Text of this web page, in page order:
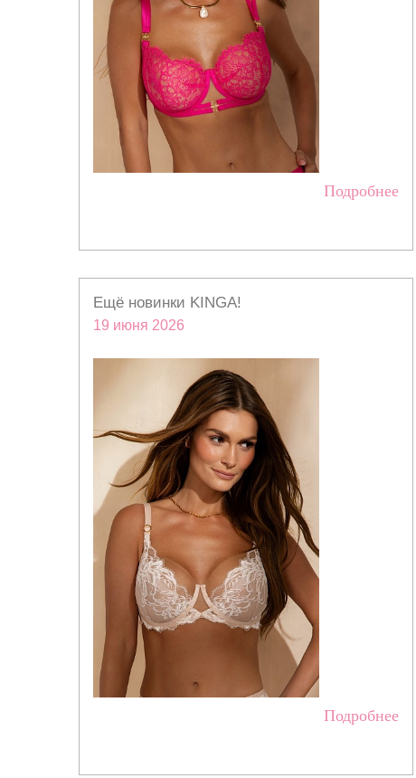
Подробнее
Ещё новинки KINGA!
19 июня 2026
Подробнее